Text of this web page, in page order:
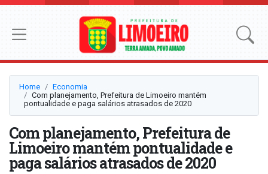
Home
Economia
Com planejamento, Prefeitura de Limoeiro mantém
pontualidade e paga salários atrasados de 2020
Com planejamento, Prefeitura de
Limoeiro mantém pontualidade e
paga salários atrasados de 2020